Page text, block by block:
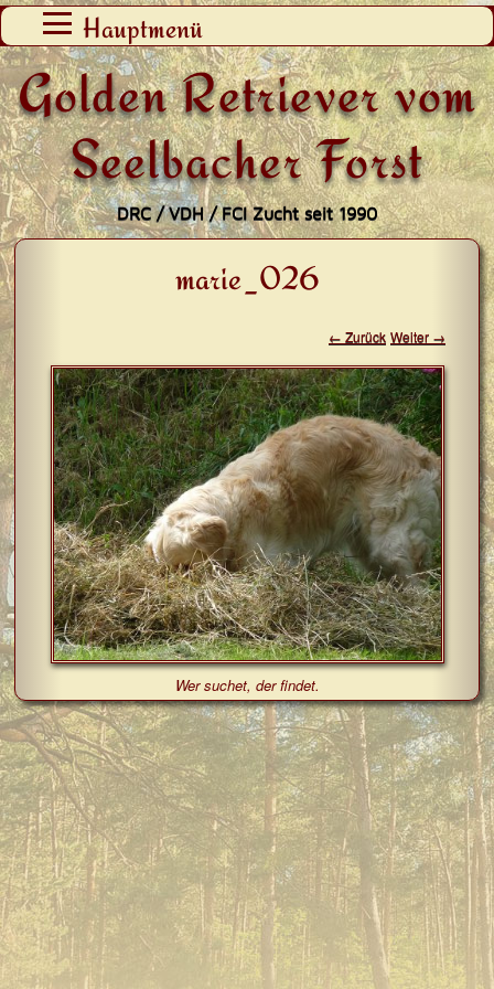
Golden Retriever vom
Seelbacher Forst
DRC / VDH / FCI Zucht seit 1990
Hauptmenü
Zum
Inhalt
springen
marie_026
← Zurück Weiter →
Wer suchet, der findet.